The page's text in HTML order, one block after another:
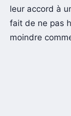
leur accord à
fait de ne pas
moindre